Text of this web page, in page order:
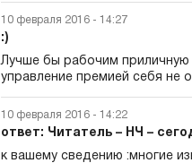
10 февраля 2016 - 14:27
:)
Лучше бы рабочим
управление премией себя не
10 февраля 2016 - 14:22
ответ: Читатель – НЧ –
к вашему сведению :многие